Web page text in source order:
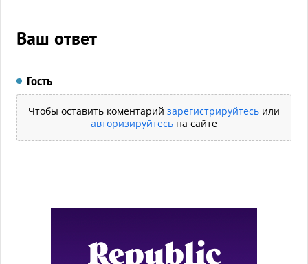
Ваш ответ
Гость
Чтобы оставить коментарий зарегистрируйтесь или
авторизируйтесь на сайте